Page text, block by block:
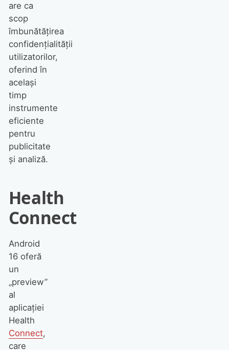
are ca
scop
îmbunătățirea
confidențialității
utilizatorilor,
oferind în
același
timp
instrumente
eficiente
pentru
publicitate
și analiză.
Health
Connect
Android
16 oferă
un
„preview”
al
aplicației
Health
Connect,
care